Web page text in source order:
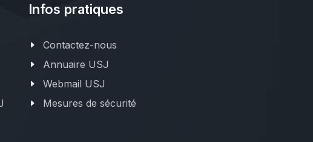
Infos pratiques
Contactez-nous
Annuaire USJ
Webmail USJ
Mesures de sécurité